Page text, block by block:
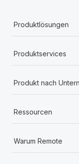
Produktlösungen
Produktservices
Produkt nach
Ressourcen
Warum Remote